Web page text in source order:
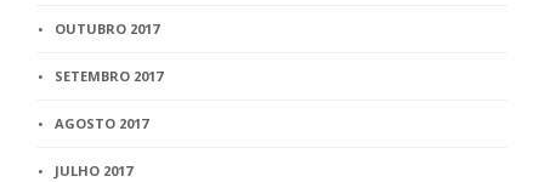
OUTUBRO 2017
SETEMBRO 2017
AGOSTO 2017
JULHO 2017